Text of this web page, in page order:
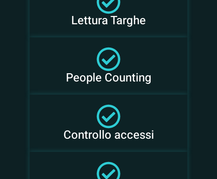
Lettura Targhe
People Counting
Controllo accessi